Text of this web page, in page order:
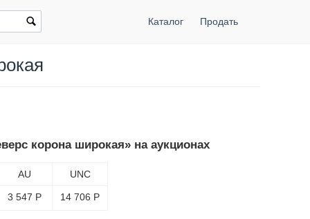
Каталог Продать
корона широкая» на аукционах
AU
3 547 Р
UNC
14 706 Р